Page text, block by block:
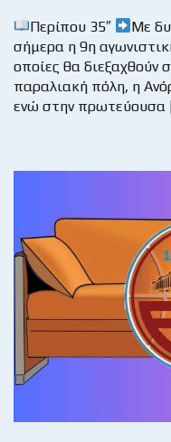
Περίπου 35″
Με
σήμερα η 9η
οποίες θα διεξαχθούν
παραλιακή πόλη, η
ενώ στην πρωτεύουσα